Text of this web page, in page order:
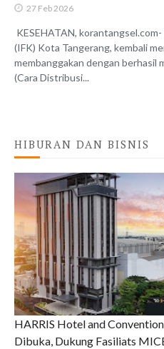
27 Feb 2026
KESEHATAN,
(IFK) Kota Tangerang, kembali
membanggakan dengan berhasil
(Cara Distribusi...
HIBURAN DAN BISNIS
HARRIS Hotel and
Dibuka, Dukung Fasiliats